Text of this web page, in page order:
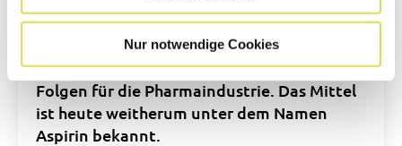
Nur notwendige Cookies
Die erfolgreiche synthetische Herstellung
von Acetylsalicylsäure hatte weitreichende
Folgen für die Pharmaindustrie. Das Mittel
ist heute weitherum unter dem Namen
Aspirin bekannt.